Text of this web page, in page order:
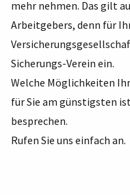
mehr nehmen. Das gilt
Arbeitgebers, denn für
Sicherungs-Verein ein.
Welche Möglichkeiten
für Sie am günstigsten
besprechen.
Rufen Sie uns einfach an.